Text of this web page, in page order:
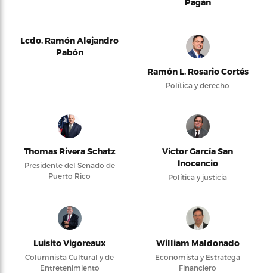
Pagán
Lcdo. Ramón Alejandro
Pabón
Ramón L. Rosario Cortés
Política y derecho
Thomas Rivera Schatz
Presidente del Senado de
Puerto Rico
Víctor García San
Inocencio
Política y justicia
Luisito Vigoreaux
Columnista Cultural y de
Entretenimiento
William Maldonado
Economista y Estratega
Financiero